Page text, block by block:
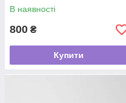
В наявності
800 ₴
Купити